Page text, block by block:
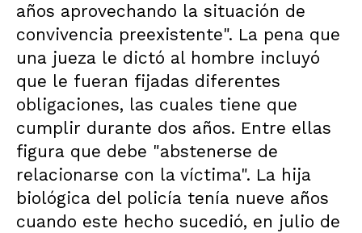
años aprovechando la situación de
convivencia preexistente". La pena que
una jueza le dictó al hombre incluyó
que le fueran fijadas diferentes
obligaciones, las cuales tiene que
cumplir durante dos años. Entre ellas
figura que debe "abstenerse de
relacionarse con la víctima". La hija
biológica del policía tenía nueve años
cuando este hecho sucedió, en julio de